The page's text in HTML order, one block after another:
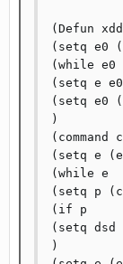
(Defun
(setq e0
(while e0
(setq e
(setq e0
)
(command
(setq e
(while e
(setq p
(if p
(setq dsd
)